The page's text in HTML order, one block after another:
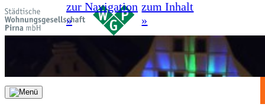
zur Navigation
»
zum Inhalt
»